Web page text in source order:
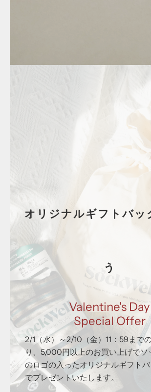
オリジナルギフトバッ
う
Valentine's Day
Special Offer
2/1（水）～2/10（金）11：59まで
り、5,000円以上のお買い上げでソ
のロゴの入ったオリジナルギフト
でプレゼントいたします。